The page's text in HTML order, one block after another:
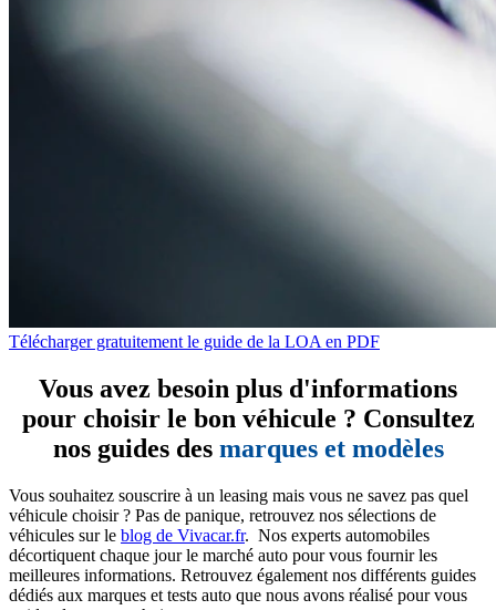
Télécharger gratuitement le guide de la LOA en PDF
Vous avez besoin plus d'informations
pour choisir le bon véhicule ? Consultez
nos guides des marques et modèles
Vous souhaitez souscrire à un leasing mais vous ne savez pas quel
véhicule choisir ? Pas de panique, retrouvez nos sélections de
véhicules sur le blog de Vivacar.fr. Nos experts automobiles
décortiquent chaque jour le marché auto pour vous fournir les
meilleures informations. Retrouvez également nos différents guides
dédiés aux marques et tests auto que nous avons réalisé pour vous